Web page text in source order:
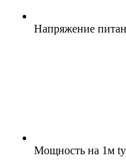
Напряжение
Мощность на 1м